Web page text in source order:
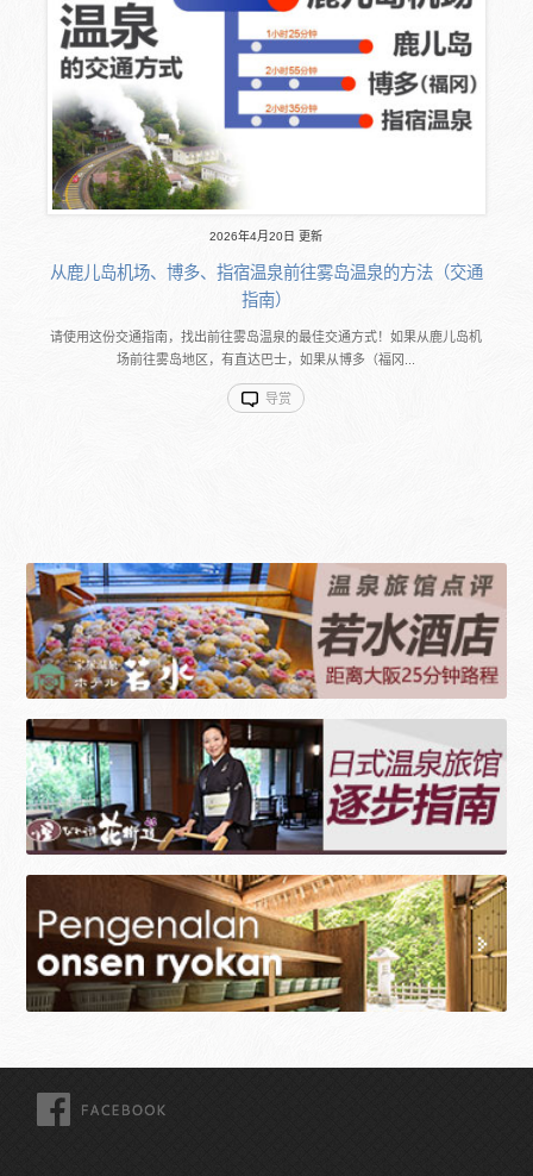
2026年4月20日 更新
从鹿儿岛机场、博多、指宿温泉前往雾岛温泉的方法（交通
指南）
请使用这份交通指南，找出前往雾岛温泉的最佳交通方式！如果从鹿儿岛机
场前往雾岛地区，有直达巴士，如果从博多（福冈...
导赏